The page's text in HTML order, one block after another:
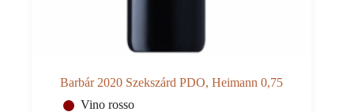
Barbár 2020 Szekszárd PDO, Heimann 0,75
Vino rosso